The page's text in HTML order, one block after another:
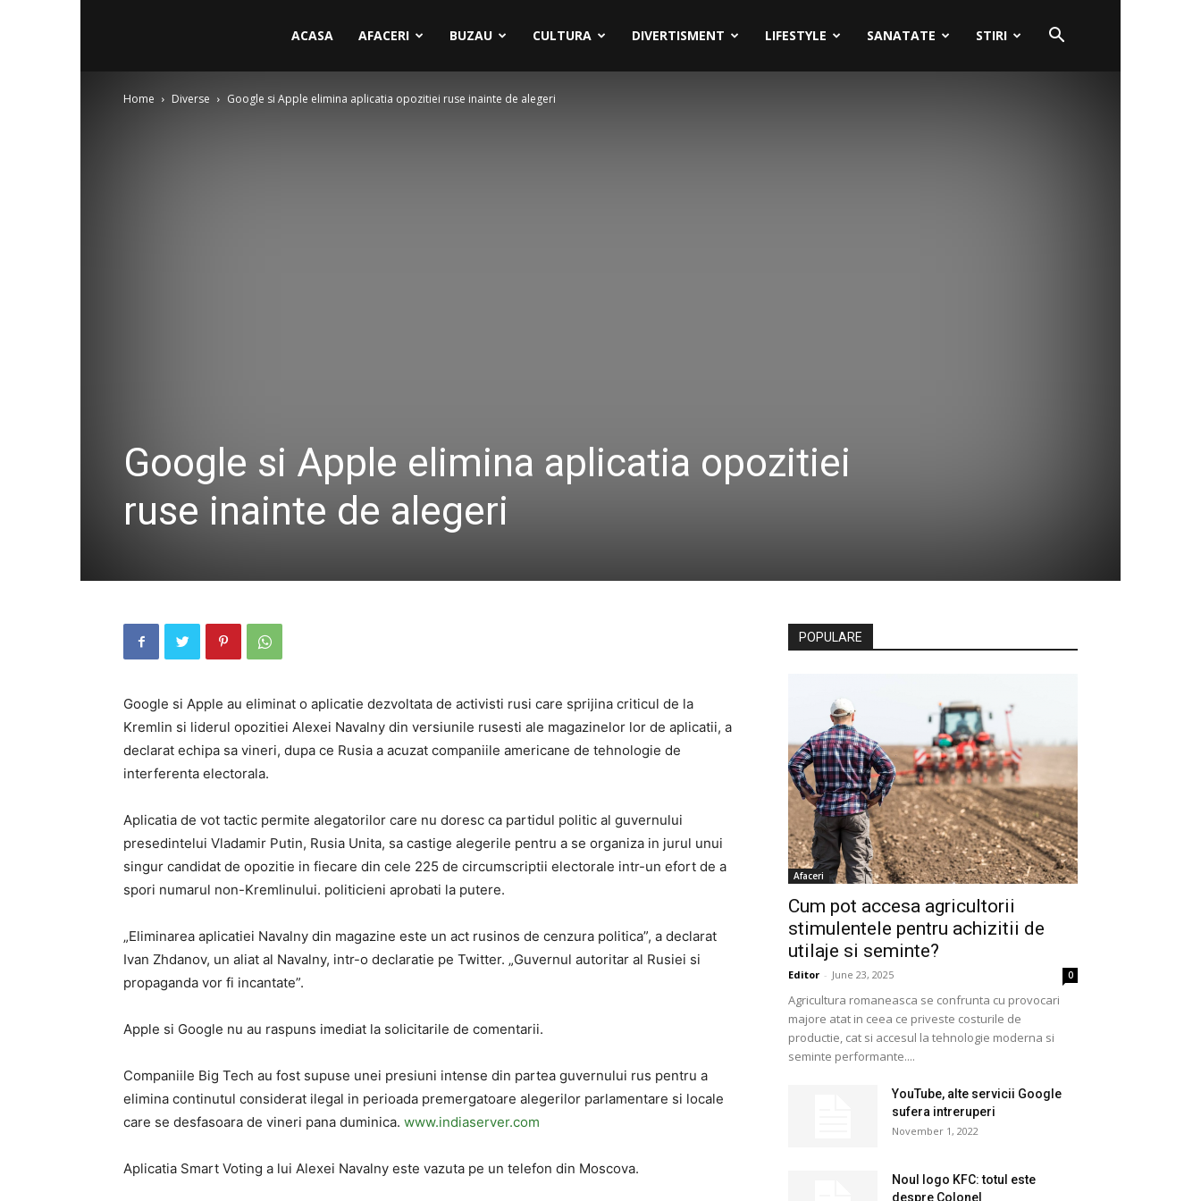
ACASA AFACERI BUZAU CULTURA DIVERTISMENT LIFESTYLE SANATATE STIRI
Home Diverse Google si Apple elimina aplicatia opozitiei ruse inainte de alegeri
Google si Apple elimina aplicatia opozitiei
ruse inainte de alegeri
Google si Apple au eliminat o aplicatie dezvoltata de activisti rusi care sprijina criticul de la
Kremlin si liderul opozitiei Alexei Navalny din versiunile rusesti ale magazinelor lor de aplicatii, a
declarat echipa sa vineri, dupa ce Rusia a acuzat companiile americane de tehnologie de
interferenta electorala.
Aplicatia de vot tactic permite alegatorilor care nu doresc ca partidul politic al guvernului
presedintelui Vladamir Putin, Rusia Unita, sa castige alegerile pentru a se organiza in jurul unui
singur candidat de opozitie in fiecare din cele 225 de circumscriptii electorale intr-un efort de a
spori numarul non-Kremlinului. politicieni aprobati la putere.
„Eliminarea aplicatiei Navalny din magazine este un act rusinos de cenzura politica”, a declarat
Ivan Zhdanov, un aliat al Navalny, intr-o declaratie pe Twitter. „Guvernul autoritar al Rusiei si
propaganda vor fi incantate”.
Apple si Google nu au raspuns imediat la solicitarile de comentarii.
Companiile Big Tech au fost supuse unei presiuni intense din partea guvernului rus pentru a
elimina continutul considerat ilegal in perioada premergatoare alegerilor parlamentare si locale
care se desfasoara de vineri pana duminica. www.indiaserver.com
Aplicatia Smart Voting a lui Alexei Navalny este vazuta pe un telefon din Moscova.
POPULARE
Afaceri
Cum pot accesa agricultorii
stimulentele pentru achizitii de
utilaje si seminte?
Editor - June 23, 2025 0
Agricultura romaneasca se confrunta cu provocari
majore atat in ceea ce priveste costurile de
productie, cat si accesul la tehnologie moderna si
seminte performante....
YouTube, alte servicii Google
sufera intreruperi
November 1, 2022
Noul logo KFC: totul este
despre Colonel